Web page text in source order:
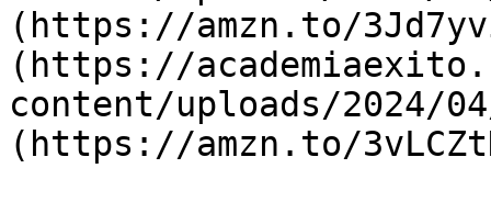
(https://amzn.to/
(https://
content/uploads/2024/
(https://amzn.to/